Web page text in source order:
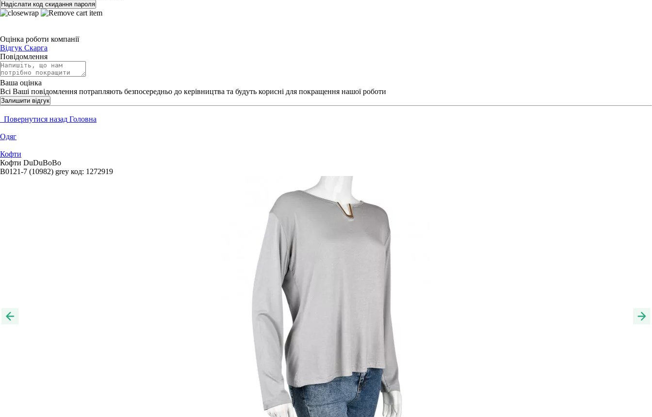
Надіслати код скидання пароля
Оцінка роботи компанії
Відгук Скарга
Повідомлення
Ваша оцінка
Всі Ваші повідомлення потрапляють безпосередньо до керівництва та будуть корисні для покращення нашої роботи
Залишити відгук
Повернутися назад Головна
Одяг
Кофти
Кофти DuDuBoBo
B0121-7 (10982) grey код: 1272919